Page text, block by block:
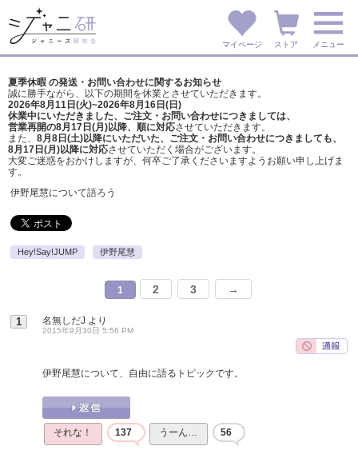
マイページ ストア メニュー
夏季休暇 の発送・お問い合わせに関するお知らせ
誠に勝手ながら、以下の期間を休業とさせていただきます。
2026年8月11日(火)~2026年8月16日(日)
休業中にいただきました、ご注文・お問い合わせにつきましては、
営業再開の8月17日(月)以降、順に対応させていただきます。
また、 8月8日(土)以降にいただいた、ご注文・ お問い合わせにつきましても、
8月17日(月)以降に対応させていただく場合がございます。
大変ご迷惑をおかけしますが、 何卒ご了承くださいますようお願い申し上げま
す。
伊野尾慧について語ろう
Hey!Say!JUMP 伊野尾慧
1 2 3 →
1 名無しだJ より
2015年9月30日 5:56 PM
伊野尾慧について、自由に語るトピックです。
それな！ 137 うーん… 56